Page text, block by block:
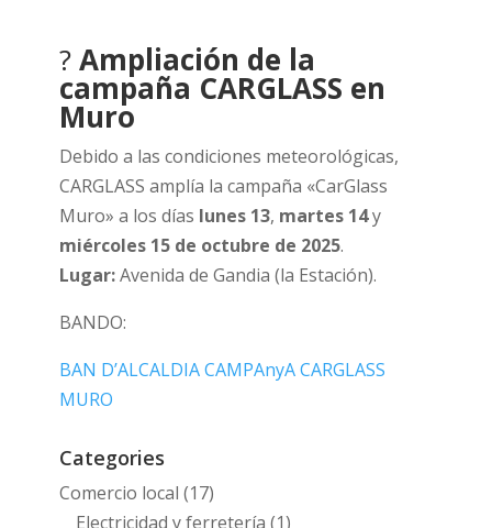
?Ampliación de la
campaña CARGLASS en
Muro
Debido a las condiciones meteorológicas,
CARGLASS amplía la campaña «CarGlass
Muro» a los días lunes 13, martes 14y
miércoles 15 de octubre de 2025.
Lugar:Avenida de Gandia (la Estación).
BANDO:
BAN D’ALCALDIA CAMPAnyA CARGLASS
MURO
Categories
Comercio local (17)
Electricidad y ferretería (1)